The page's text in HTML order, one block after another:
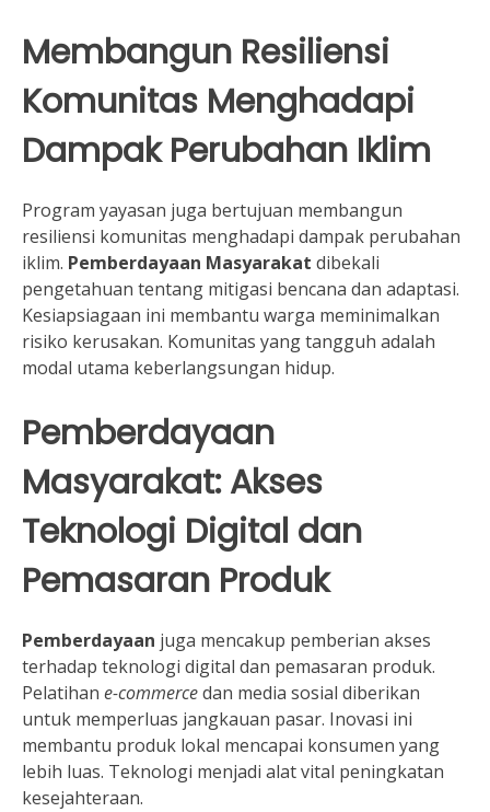
Membangun Resiliensi
Komunitas Menghadapi
Dampak Perubahan Iklim
Program yayasan juga bertujuan membangun
resiliensi komunitas menghadapi dampak perubahan
iklim. Pemberdayaan Masyarakat dibekali
pengetahuan tentang mitigasi bencana dan adaptasi.
Kesiapsiagaan ini membantu warga meminimalkan
risiko kerusakan. Komunitas yang tangguh adalah
modal utama keberlangsungan hidup.
Pemberdayaan
Masyarakat: Akses
Teknologi Digital dan
Pemasaran Produk
Pemberdayaan juga mencakup pemberian akses
terhadap teknologi digital dan pemasaran produk.
Pelatihan e-commercedan media sosial diberikan
untuk memperluas jangkauan pasar. Inovasi ini
membantu produk lokal mencapai konsumen yang
lebih luas. Teknologi menjadi alat vital peningkatan
kesejahteraan.